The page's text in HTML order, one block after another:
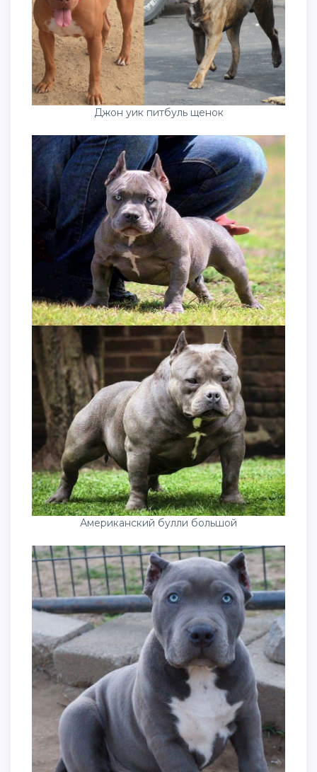
Джон уик питбуль щенок
Американский булли большой